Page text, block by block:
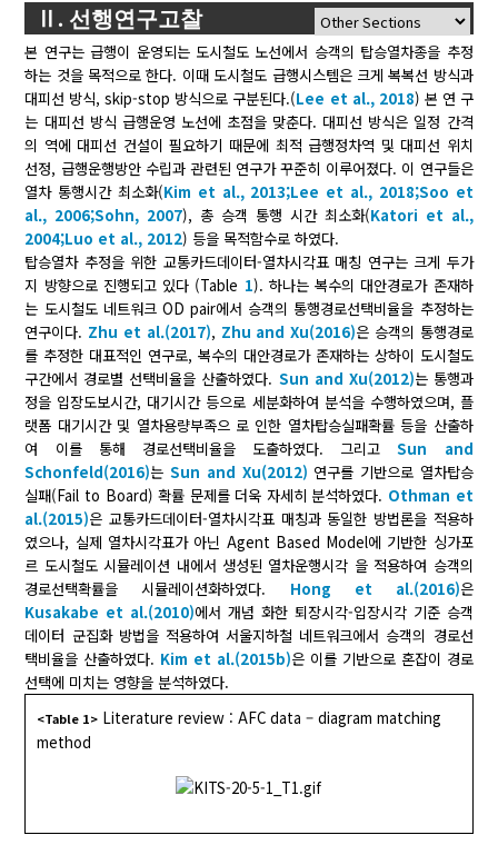
Ⅱ. 선행연구고찰
본 연구는 급행이 운영되는 도시철도 노선에서 승객의 탑승열차종을 추정
하는 것을 목적으로 한다. 이때 도시철도 급행시스템은 크게 복복선 방식과
대피선 방식, skip-stop 방식으로 구분된다.(Lee et al., 2018) 본 연 구
는 대피선 방식 급행운영 노선에 초점을 맞춘다. 대피선 방식은 일정 간격
의 역에 대피선 건설이 필요하기 때문에 최적 급행정차역 및 대피선 위치
선정, 급행운행방안 수립과 관련된 연구가 꾸준히 이루어졌다. 이 연구들은
열차 통행시간 최소화(Kim et al., 2013;Lee et al., 2018;Soo et
al., 2006;Sohn, 2007), 총 승객 통행 시간 최소화(Katori et al.,
2004;Luo et al., 2012) 등을 목적함수로 하였다.
탑승열차 추정을 위한 교통카드데이터-열차시각표 매칭 연구는 크게 두가
지 방향으로 진행되고 있다 (Table 1). 하나는 복수의 대안경로가 존재하
는 도시철도 네트워크 OD pair에서 승객의 통행경로선택비율을 추정하는
연구이다. Zhu et al.(2017), Zhu and Xu(2016)은 승객의 통행경로
를 추정한 대표적인 연구로, 복수의 대안경로가 존재하는 상하이 도시철도
구간에서 경로별 선택비율을 산출하였다. Sun and Xu(2012)는 통행과
정을 입장도보시간, 대기시간 등으로 세분화하여 분석을 수행하였으며, 플
랫폼 대기시간 및 열차용량부족으 로 인한 열차탑승실패확률 등을 산출하
여 이를 통해 경로선택비율을 도출하였다. 그리고Sun and
Schonfeld(2016)는Sun and Xu(2012) 연구를 기반으로 열차탑승
실패(Fail to Board) 확률 문제를 더욱 자세히 분석하였다. Othman et
al.(2015)은 교통카드데이터-열차시각표 매칭과 동일한 방법론을 적용하
였으나, 실제 열차시각표가 아닌 Agent Based Model에 기반한 싱가포
르 도시철도 시뮬레이션 내에서 생성된 열차운행시각 을 적용하여 승객의
경로선택확률을 시뮬레이션화하였다. Hong et al.(2016)은
Kusakabe et al.(2010)에서 개념 화한 퇴장시각-입장시각 기준 승객
데이터 군집화 방법을 적용하여 서울지하철 네트워크에서 승객의 경로선
택비율을 산출하였다. Kim et al.(2015b)은 이를 기반으로 혼잡이 경로
선택에 미치는 영향을 분석하였다.
<Table 1> Literature review : AFC data – diagram matching
method